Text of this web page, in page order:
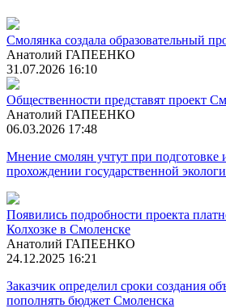
Смолянка создала образовательный
Анатолий ГАПЕЕНКО
31.07.2026 16:10
Общественности представят проект
Анатолий ГАПЕЕНКО
06.03.2026 17:48
Мнение смолян учтут при подготовке
прохождении государственной
Появились подробности проекта
Колхозке в Смоленске
Анатолий ГАПЕЕНКО
24.12.2025 16:21
Заказчик определил сроки создания
пополнять бюджет Смоленска